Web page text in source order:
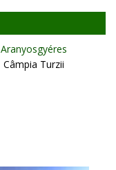
Aranyosgyéres
Câmpia Turzii